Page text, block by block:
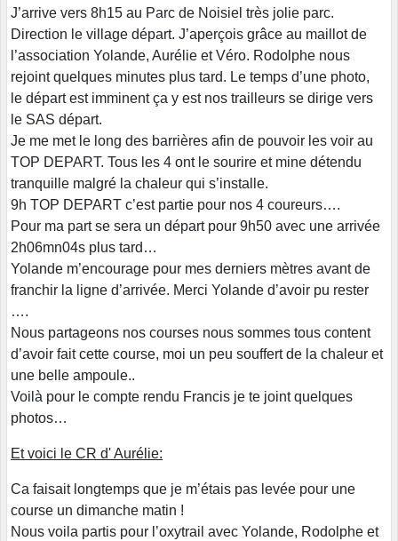
J’arrive vers 8h15 au Parc de Noisiel très jolie parc.
Direction le village départ. J’aperçois grâce au maillot de
l’association Yolande, Aurélie et Véro. Rodolphe nous
rejoint quelques minutes plus tard. Le temps d’une photo,
le départ est imminent ça y est nos trailleurs se dirige vers
le SAS départ.
Je me met le long des barrières afin de pouvoir les voir au
TOP DEPART. Tous les 4 ont le sourire et mine détendu
tranquille malgré la chaleur qui s’installe.
9h TOP DEPART c’est partie pour nos 4 coureurs….
Pour ma part se sera un départ pour 9h50 avec une arrivée
2h06mn04s plus tard…
Yolande m’encourage pour mes derniers mètres avant de
franchir la ligne d’arrivée. Merci Yolande d’avoir pu rester
….
Nous partageons nos courses nous sommes tous content
d’avoir fait cette course, moi un peu souffert de la chaleur et
une belle ampoule..
Voilà pour le compte rendu Francis je te joint quelques
photos…
Et voici le CR d' Aurélie:
Ca faisait longtemps que je m’étais pas levée pour une
course un dimanche matin !
Nous voila partis pour l’oxytrail avec Yolande, Rodolphe et